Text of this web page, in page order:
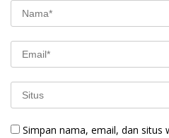
Simpan nama, email, dan situs